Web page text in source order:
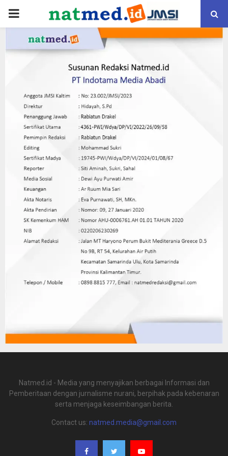
PRIMARY
MENU
Natmed.id - Media yang menyajikan berbagai Informasi dan
Pemberitaan dengan jurnalisme nurani, berpihak pada kebenaran
serta menjaga keseimbangan berita.
Contact us: natmed.media@gmail.com